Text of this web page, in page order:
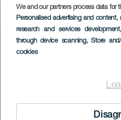
We and our partners process data for
Personalised advertising and
research and services development
through device scanning, Store
cookies
Imagen
Listado